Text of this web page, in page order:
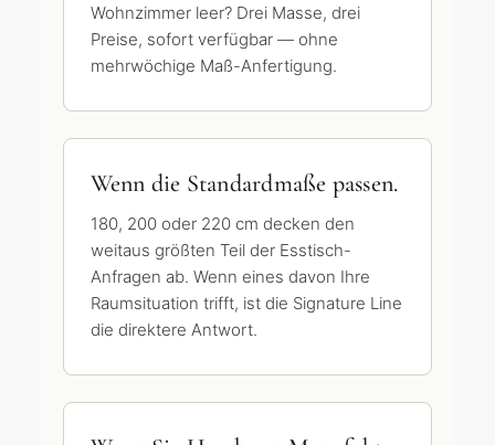
Wohnzimmer leer? Drei Masse, drei
Preise, sofort verfügbar — ohne
mehrwöchige Maß-Anfertigung.
Wenn die Standardmaße passen.
180, 200 oder 220 cm decken den
weitaus größten Teil der Esstisch-
Anfragen ab. Wenn eines davon Ihre
Raumsituation trifft, ist die Signature Line
die direktere Antwort.